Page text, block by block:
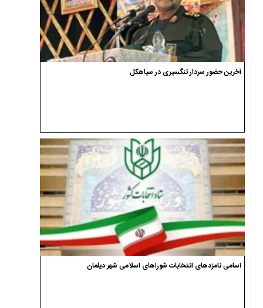
آخرین حضور سردار تنگسیری در سیاهکل
اسامی نامزدهای انتخابات شوراهای اسلامی شهر دیلمان